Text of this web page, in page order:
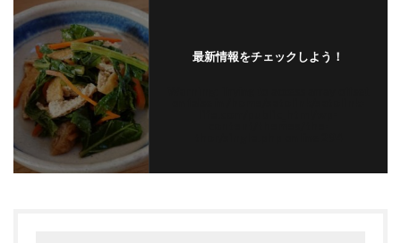
最新情報をチェックしよう！